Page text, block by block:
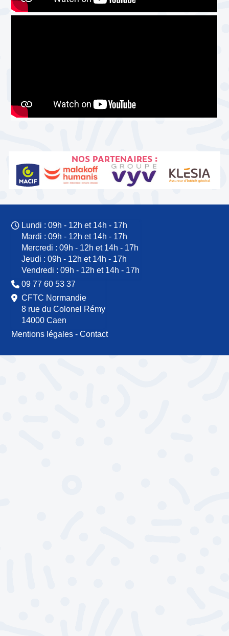
NOS PARTENAIRES :
Lundi : 09h - 12h et 14h - 17h
Mardi : 09h - 12h et 14h - 17h
Mercredi : 09h - 12h et 14h - 17h
Jeudi : 09h - 12h et 14h - 17h
Vendredi : 09h - 12h et 14h - 17h
09 77 60 53 37
CFTC Normandie
8 rue du Colonel Rémy
14000 Caen
Mentions légales -Contact